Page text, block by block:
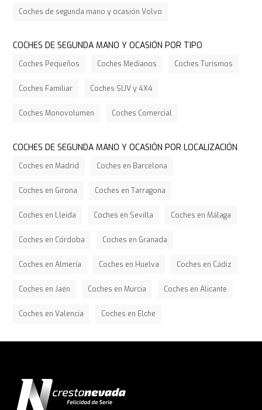
Coches de segunda mano y ocasión Volvo
COCHES DE SEGUNDA MANO Y OCASIÓN POR TIPO
Coches Pequeños Coches Medianos Coches Turismos
Coches Familiar Coches SUV y 4X4
Coches Monovolumen Coches Comercial
COCHES DE SEGUNDA MANO Y OCASIÓN POR LOCALIZACIÓN
Coches en Madrid Coches en Barcelona
Coches en Girona Coches en Tarragona
Coches en Lleida Coches en Sevilla Coches en Málaga
Coches en Córdoba Coches en Granada
Coches en Almería Coches en Huelva Coches en Cádiz
Coches en Jaén Coches en Murcia Coches en Alicante
Coches en Valencia Coches en Elche